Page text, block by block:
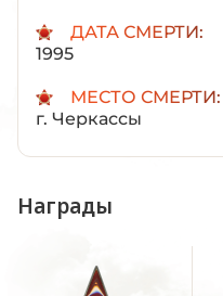
ДАТА СМЕРТИ:
1995
МЕСТО СМЕРТИ:
г. Черкассы
Награды